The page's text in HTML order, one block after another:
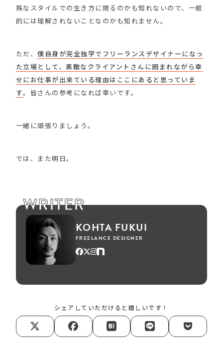
殊なスタイルでの生き方に限るのかも知れないので、一般
的には理解されないことなのかも知れません。
ただ、僕自身が完全独学でフリーランスデザイナーになっ
た立場として、素敵なクライアントさんに囲まれながら幸
せにお仕事が出来ている理由はここにあると思っていま
す。皆さんの参考になれば幸いです。
一緒に頑張りましょう。
では、また明日。
WRITER
KOHTA FUKUI
FREELANCE DESIGNER
シェアしていただけると嬉しいです！